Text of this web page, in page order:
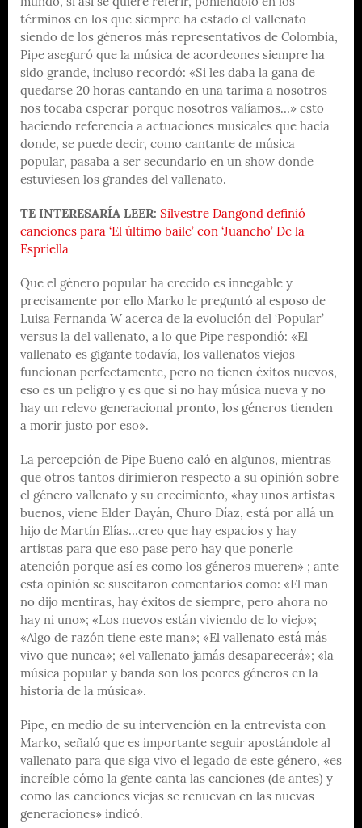
mundo, si así se quiere referir, poniéndolo en los
términos en los que siempre ha estado el vallenato
siendo de los géneros más representativos de Colombia,
Pipe aseguró que la música de acordeones siempre ha
sido grande, incluso recordó: «Si les daba la gana de
quedarse 20 horas cantando en una tarima a nosotros
nos tocaba esperar porque nosotros valíamos…» esto
haciendo referencia a actuaciones musicales que hacía
donde, se puede decir, como cantante de música
popular, pasaba a ser secundario en un show donde
estuviesen los grandes del vallenato.
TE INTERESARÍA LEER: Silvestre Dangond definió
canciones para ‘El último baile’ con ‘Juancho’ De la
Espriella
Que el género popular ha crecido es innegable y
precisamente por ello Marko le preguntó al esposo de
Luisa Fernanda W acerca de la evolución del ‘Popular’
versus la del vallenato, a lo que Pipe respondió: «El
vallenato es gigante todavía, los vallenatos viejos
funcionan perfectamente, pero no tienen éxitos nuevos,
eso es un peligro y es que si no hay música nueva y no
hay un relevo generacional pronto, los géneros tienden
a morir justo por eso».
La percepción de Pipe Bueno caló en algunos, mientras
que otros tantos dirimieron respecto a su opinión sobre
el género vallenato y su crecimiento, «hay unos artistas
buenos, viene Elder Dayán, Churo Díaz, está por allá un
hijo de Martín Elías…creo que hay espacios y hay
artistas para que eso pase pero hay que ponerle
atención porque así es como los géneros mueren» ; ante
esta opinión se suscitaron comentarios como: «El man
no dijo mentiras, hay éxitos de siempre, pero ahora no
hay ni uno»; «Los nuevos están viviendo de lo viejo»;
«Algo de razón tiene este man»; «El vallenato está más
vivo que nunca»; «el vallenato jamás desaparecerá»; «la
música popular y banda son los peores géneros en la
historia de la música».
Pipe, en medio de su intervención en la entrevista con
Marko, señaló que es importante seguir apostándole al
vallenato para que siga vivo el legado de este género, «es
increíble cómo la gente canta las canciones (de antes) y
como las canciones viejas se renuevan en las nuevas
generaciones» indicó.